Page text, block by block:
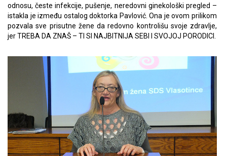
odnosu, česte infekcije, pušenje, neredovni ginekološki pregled –
istakla je između ostalog doktorka Pavlović. Ona je ovom prilikom
pozvala sve prisutne žene da redovno kontrolišu svoje zdravlje,
jer TREBA DA ZNAŠ – TI SI NAJBITNIJA SEBI I SVOJOJ PORODICI.